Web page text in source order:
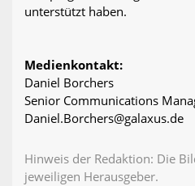
unterstützt haben.
Medienkontakt:
Daniel Borchers
Senior Communications
Daniel.Borchers@galaxus.de
Hinweis der Redaktion: Die
jeweiligen Herausgeber.